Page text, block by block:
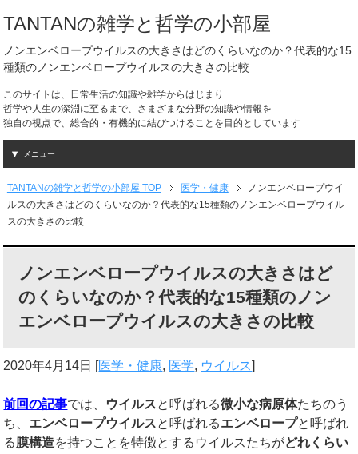
TANTANの雑学と哲学の小部屋
ノンエンベロープウイルスの大きさはどのくらいなのか？代表的な15
種類のノンエンベロープウイルスの大きさの比較
このサイトは、日常生活の知識や雑学からはじまり
哲学や人生の深淵に至るまで、さまざまな分野の知識や情報を
独自の視点で、総合的・有機的に結びつけることを目的としています
メニュー
TANTANの雑学と哲学の小部屋 TOP 医学・健康
ノンエンベロープウイ
ルスの大きさはどのくらいなのか？代表的な15種類のノンエンベロープウイル
スの大きさの比較
ノンエンベロープウイルスの大きさはど
のくらいなのか？代表的な15種類のノン
エンベロープウイルスの大きさの比較
2020年4月14日 [医学・健康, 医学, ウイルス]
前回の記事では、 ウイルスと呼ばれる微小な病原体たちのう
ち、 エンベロープウイルスと呼ばれるエンベロープと呼ばれ
る膜構造を持つことを特徴とするウイルスたちがどれくらい